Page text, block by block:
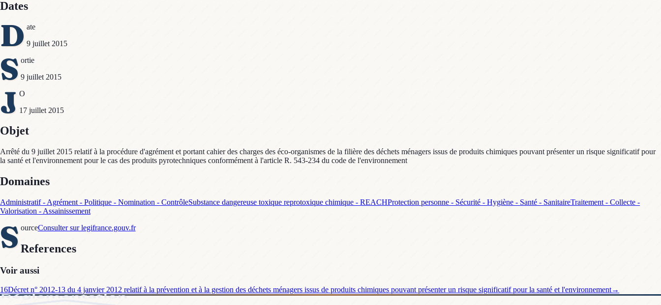
Dates
D ate
9 juillet 2015
S ortie
9 juillet 2015
J O
17 juillet 2015
Objet
Arrêté du 9 juillet 2015 relatif à la procédure d'agrément et portant cahier des charges des éco-organismes de la filière des déchets ménagers issus de produits chimiques pouvant présenter un risque significatif pour
la santé et l'environnement pour le cas des produits pyrotechniques conformément à l'article R. 543-234 du code de l'environnement
Domaines
Administratif - Agrément - Politique - Nomination - ContrôleSubstance dangereuse toxique reprotoxique chimique - REACHProtection personne - Sécurité - Hygiène - Santé - SanitaireTraitement - Collecte -
Valorisation - Assainissement
S ourceConsulter sur legifrance.gouv.fr
References
Voir aussi
16Décret n° 2012-13 du 4 janvier 2012 relatif à la prévention et à la gestion des déchets ménagers issus de produits chimiques pouvant présenter un risque significatif pour la santé et l'environnement→